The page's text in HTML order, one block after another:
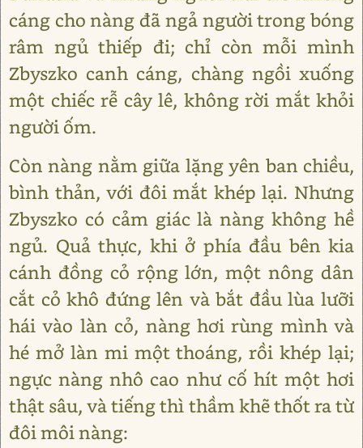
cáng cho nàng đã ngả người trong bóng
râm ngủ thiếp đi; chỉ còn mỗi mình
Zbyszko canh cáng, chàng ngồi xuống
một chiếc rễ cây lê, không rời mắt khỏi
người ốm.
Còn nàng nằm giữa lặng yên ban chiều,
bình thản, với đôi mắt khép lại. Nhưng
Zbyszko có cảm giác là nàng không hề
ngủ. Quả thực, khi ở phía đầu bên kia
cánh đồng cỏ rộng lớn, một nông dân
cắt cỏ khô đứng lên và bắt đầu lùa lưỡi
hái vào làn cỏ, nàng hơi rùng mình và
hé mở làn mi một thoáng, rồi khép lại;
ngực nàng nhô cao như cố hít một hơi
thật sâu, và tiếng thì thầm khẽ thốt ra từ
đôi môi nàng: